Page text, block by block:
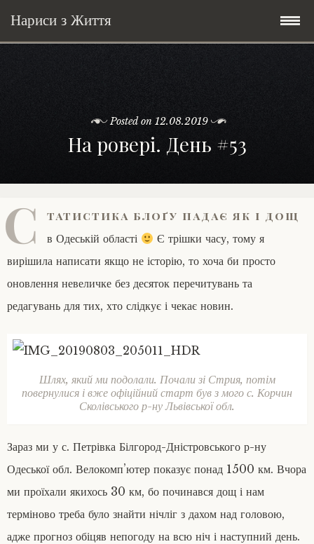
Нариси з Життя
Велосипедні історії у країні
Історії з Бразилії
Соло автостоп
Мандри
Бути жінкою
Екологія
Освіта і виховання
Війна
Всякого по трохи
Зламана рука
Поезія
Мої творіння
Книги
Posts in English
poetry
My Speeches/Мої промови
Home/Додомцю
Posted on12.08.2019
На ровері. День #53
С татистика блоґу падає як і дощ
в Одеській області
Є трішки часу, тому я
вирішила написати якщо не історію, то хоча би просто
оновлення невеличке без десяток перечитувань та
редагувань для тих, хто слідкує і чекає новин.
Шлях, який ми подолали. Почали зі Стрия, потім
повернулися і вже офіційний старт був з мого с. Корчин
Сколівського р-ну Львівської обл.
Зараз ми у с. Петрівка Білгород-Дністровського р-ну
Одеської обл. Велокомп’ютер показує понад 1500 км. Вчора
ми проїхали якихось 30 км, бо починався дощ і нам
терміново треба було знайти нічліг з дахом над головою,
адже прогноз обіцяв непогоду на всю ніч і наступний день.